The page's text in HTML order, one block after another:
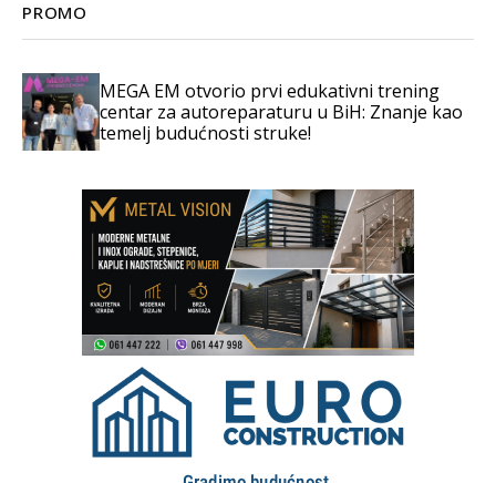
PROMO
MEGA EM otvorio prvi edukativni trening
centar za autoreparaturu u BiH: Znanje kao
temelj budućnosti struke!